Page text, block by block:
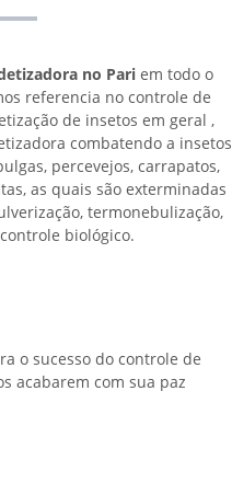
no Pariem todo o
referencia no controle de
de insetos em geral ,
combatendo a insetos
percevejos, carrapatos,
as quais são exterminadas
termonebulização,
biológico.
o sucesso do controle de
acabarem com sua paz